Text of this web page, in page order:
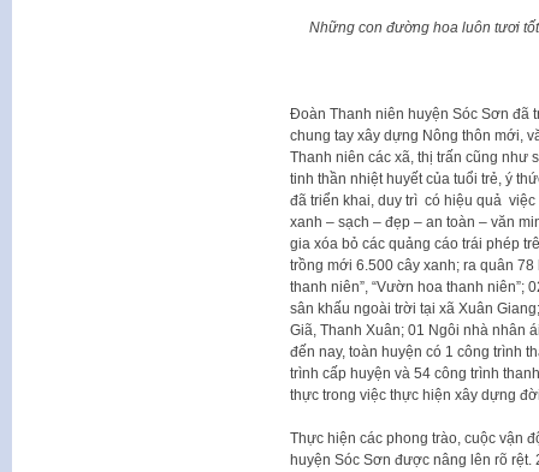
Những con đường hoa luôn tươi
Đoàn Thanh niên huyện Sóc Sơn đã
chung tay xây dựng Nông thôn mới,
Thanh niên các xã, thị trấn cũng như
tinh thần nhiệt huyết của tuổi trẻ, ý
đã triển khai, duy trì có hiệu quả việc
xanh – sạch – đẹp – an toàn – văn
gia xóa bỏ các quảng cáo trái phép
trồng mới 6.500 cây xanh; ra quân
thanh niên”, “Vườn hoa thanh niên”;
sân khấu ngoài trời tại xã Xuân
Giã, Thanh Xuân; 01 Ngôi nhà nhân
đến nay, toàn huyện có 1 công trình
trình cấp huyện và 54 công trình
thực trong việc thực hiện xây dựng
Thực hiện các phong trào, cuộc vận
huyện Sóc Sơn được nâng lên rõ rệt.